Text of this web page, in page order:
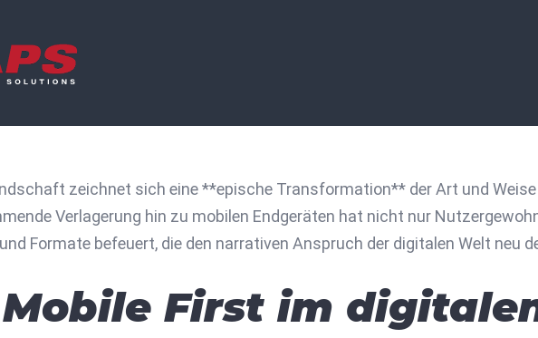
zeichnet sich eine **epische Transformation** der Art und
Verlagerung hin zu mobilen Endgeräten hat nicht nur
Formate befeuert, die den narrativen Anspruch der digitalen Welt neu
First im